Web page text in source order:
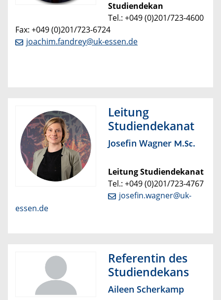
Studiendekan
Tel.: +049 (0)201/723-4600
Fax: +049 (0)201/723-6724
joachim.fandrey@uk-essen.de
Leitung
Studiendekanat
Josefin Wagner M.Sc.
Leitung Studiendekanat
Tel.: +049 (0)201/723-4767
josefin.wagner@uk-
essen.de
Referentin des
Studiendekans
Aileen Scherkamp